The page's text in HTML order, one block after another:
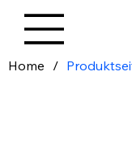
Home /